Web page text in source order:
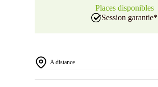
Places disponibles
Session garantie*
A distance